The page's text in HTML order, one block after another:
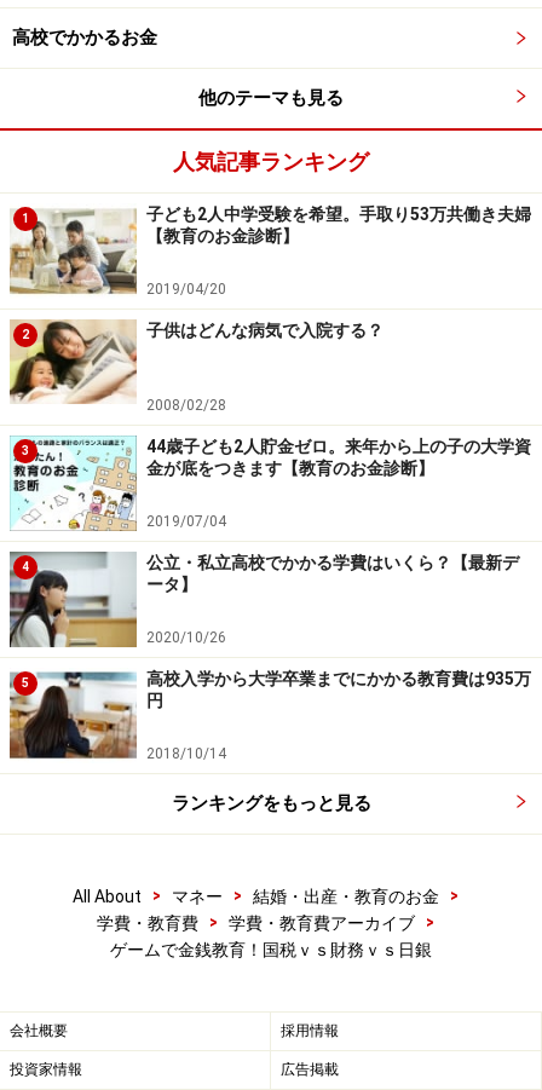
高校でかかるお金
他のテーマも見る
人気記事ランキング
1
子ども2人中学受験を希望。手取り53万共働き夫婦
【教育のお金診断】
2019/04/20
2 子供はどんな病気で入院する？
2008/02/28
3
44歳子ども2人貯金ゼロ。来年から上の子の大学資
金が底をつきます【教育のお金診断】
2019/07/04
4
公立・私立高校でかかる学費はいくら？【最新デ
ータ】
2020/10/26
5
高校入学から大学卒業までにかかる教育費は935万
円
2018/10/14
ランキングをもっと見る
All About > マネー > 結婚・出産・教育のお金
>
学費・教育費
> 学費・教育費アーカイブ
>
ゲームで金銭教育！国税ｖｓ財務ｖｓ日銀
会社概要 採用情報
投資家情報 広告掲載